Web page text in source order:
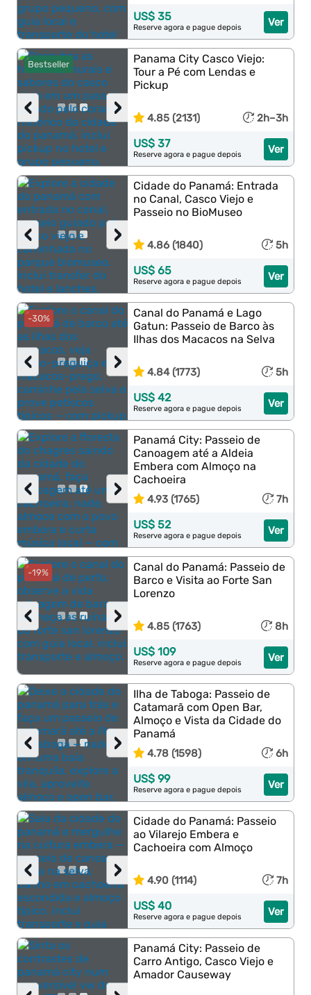
Ver
US$ 35
Reserve agora e pague depois
Bestseller
›
‹
Panama City Casco Viejo:
Tour a Pé com Lendas e
Pickup
4.85 (2131) 2h–3h
Ver
US$ 37
Reserve agora e pague depois
›
‹
Cidade do Panamá: Entrada
no Canal, Casco Viejo e
Passeio no BioMuseo
4.86 (1840) 5h
Ver
US$ 65
Reserve agora e pague depois
-30%
›
‹
Canal do Panamá e Lago
Gatun: Passeio de Barco às
Ilhas dos Macacos na Selva
4.84 (1773) 5h
Ver
US$ 42
Reserve agora e pague depois
›
‹
Panamá City: Passeio de
Canoagem até a Aldeia
Embera com Almoço na
Cachoeira
4.93 (1765) 7h
Ver
US$ 52
Reserve agora e pague depois
-19%
›
‹
Canal do Panamá: Passeio de
Barco e Visita ao Forte San
Lorenzo
4.85 (1763) 8h
Ver
US$ 109
Reserve agora e pague depois
›
‹
Ilha de Taboga: Passeio de
Catamarã com Open Bar,
Almoço e Vista da Cidade do
Panamá
4.78 (1598) 6h
Ver
US$ 99
Reserve agora e pague depois
›
‹
Cidade do Panamá: Passeio
ao Vilarejo Embera e
Cachoeira com Almoço
4.90 (1114) 7h
Ver
US$ 40
Reserve agora e pague depois
Panamá City: Passeio de
Carro Antigo, Casco Viejo e
Amador Causeway